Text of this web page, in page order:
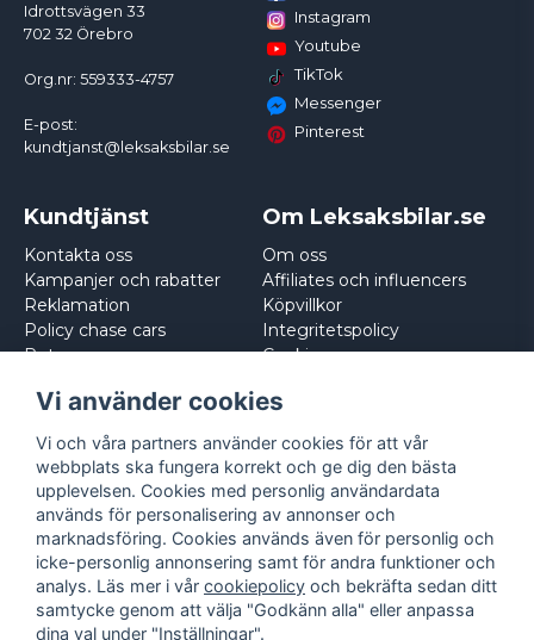
Idrottsvägen 33
702 32 Örebro
Org.nr: 559333-4757
E-post:
kundtjanst@leksaksbilar.se
Instagram
Youtube
TikTok
Messenger
Pinterest
Kundtjänst
Kontakta oss
Kampanjer och rabatter
Reklamation
Policy chase cars
Returnera
Om Leksaksbilar.se
Om oss
Affiliates och influencers
Köpvillkor
Integritetspolicy
Cookies
Vi använder cookies
Vi och våra partners använder cookies för att vår
webbplats ska fungera korrekt och ge dig den bästa
upplevelsen. Cookies med personlig användardata
används för personalisering av annonser och
marknadsföring. Cookies används även för personlig och
icke-personlig annonsering samt för andra funktioner och
analys. Läs mer i vår cookiepolicy och bekräfta sedan ditt
samtycke genom att välja "Godkänn alla" eller anpassa
dina val under "Inställningar".